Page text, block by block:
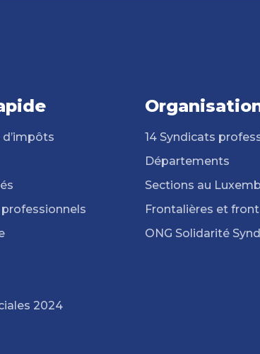
professionnels
2024
14 Syndicats
Départements
Sections au
Frontalières et
ONG Solidarité